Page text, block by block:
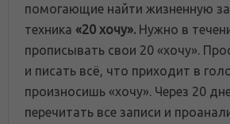
помогающие найти жизненную
техника «20 хочу». Нужно в
прописывать свои 20 «хочу».
и писать всё, что приходит в
произносишь «хочу». Через 20
перечитать все записи и